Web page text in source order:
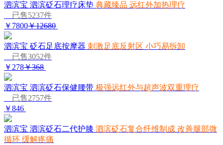
泗滨宝 泗滨砭石理疗床垫 典藏臻品 远红外加热理疗
已售5237件
￥7800￥12680
泗滨宝 砭石足底按摩器 刺激足底反射区 小巧易拆卸
已售3052件
￥278￥368
泗滨宝 泗滨砭石保健腰带 极强远红外与超声波双重理疗
已售2757件
￥846
泗滨宝 泗滨砭石二代护膝 泗滨砭石复合纤维制成 改善腿部微
循环 缓解疼痛